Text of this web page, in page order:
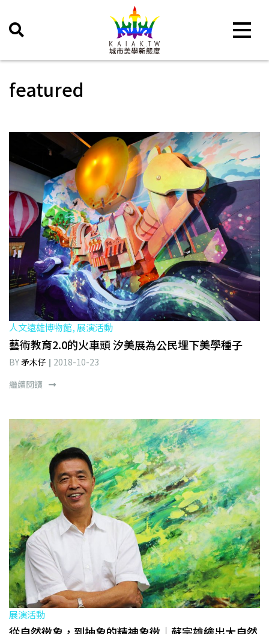
Toggle
featured
人文遠雄博物館, 展演活動
藝術教育2.0的火車頭 汐美展為公民埋下美學種子
BY矛木仔
2018-10-23
繼續閱讀
展演活動